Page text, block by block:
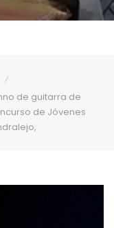
de guitarra de
de Jóvenes